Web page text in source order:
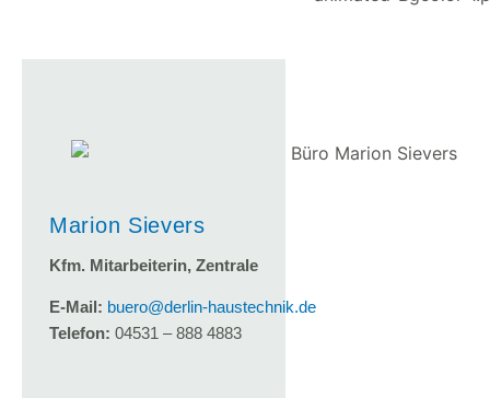
Marion Sievers
Kfm. Mitarbeiterin, Zentrale
E-Mail: buero@derlin-haustechnik.de
Telefon: 04531 – 888 4883